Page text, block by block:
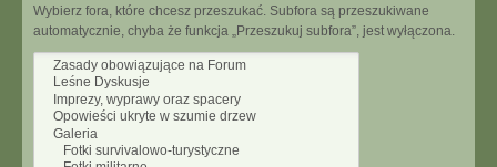
Wybierz fora, które chcesz przeszukać. Subfora są przeszukiwane
automatycznie, chyba że funkcja „Przeszukuj subfora”, jest wyłączona.